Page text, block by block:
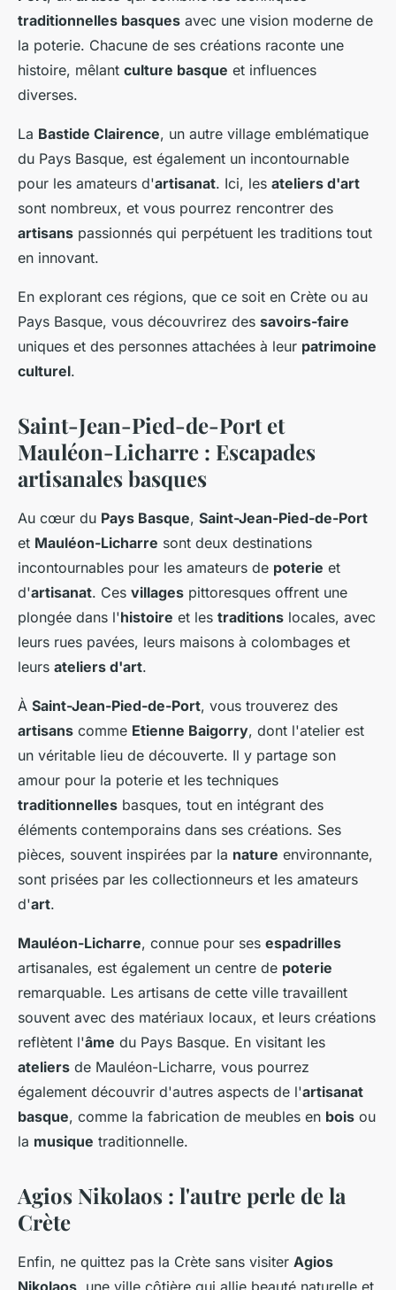
traditionnelles basques avec une vision moderne de
la poterie. Chacune de ses créations raconte une
histoire, mêlant culture basque et influences
diverses.
La Bastide Clairence, un autre village emblématique
du Pays Basque, est également un incontournable
pour les amateurs d'artisanat. Ici, les ateliers d'art
sont nombreux, et vous pourrez rencontrer des
artisans passionnés qui perpétuent les traditions tout
en innovant.
En explorant ces régions, que ce soit en Crète ou au
Pays Basque, vous découvrirez des savoirs-faire
uniques et des personnes attachées à leur patrimoine
culturel.
Saint-Jean-Pied-de-Port et
Mauléon-Licharre : Escapades
artisanales basques
Au cœur du Pays Basque, Saint-Jean-Pied-de-Port
et Mauléon-Licharre sont deux destinations
incontournables pour les amateurs de poterie et
d'artisanat. Ces villages pittoresques offrent une
plongée dans l'histoire et les traditions locales, avec
leurs rues pavées, leurs maisons à colombages et
leurs ateliers d'art.
À Saint-Jean-Pied-de-Port, vous trouverez des
artisans comme Etienne Baigorry, dont l'atelier est
un véritable lieu de découverte. Il y partage son
amour pour la poterie et les techniques
traditionnelles basques, tout en intégrant des
éléments contemporains dans ses créations. Ses
pièces, souvent inspirées par la nature environnante,
sont prisées par les collectionneurs et les amateurs
d'art.
Mauléon-Licharre, connue pour ses espadrilles
artisanales, est également un centre de poterie
remarquable. Les artisans de cette ville travaillent
souvent avec des matériaux locaux, et leurs créations
reflètent l'âme du Pays Basque. En visitant les
ateliers de Mauléon-Licharre, vous pourrez
également découvrir d'autres aspects de l'artisanat
basque, comme la fabrication de meubles en bois ou
la musique traditionnelle.
Agios Nikolaos : l'autre perle de la
Crète
Enfin, ne quittez pas la Crète sans visiter Agios
Nikolaos, une ville côtière qui allie beauté naturelle et